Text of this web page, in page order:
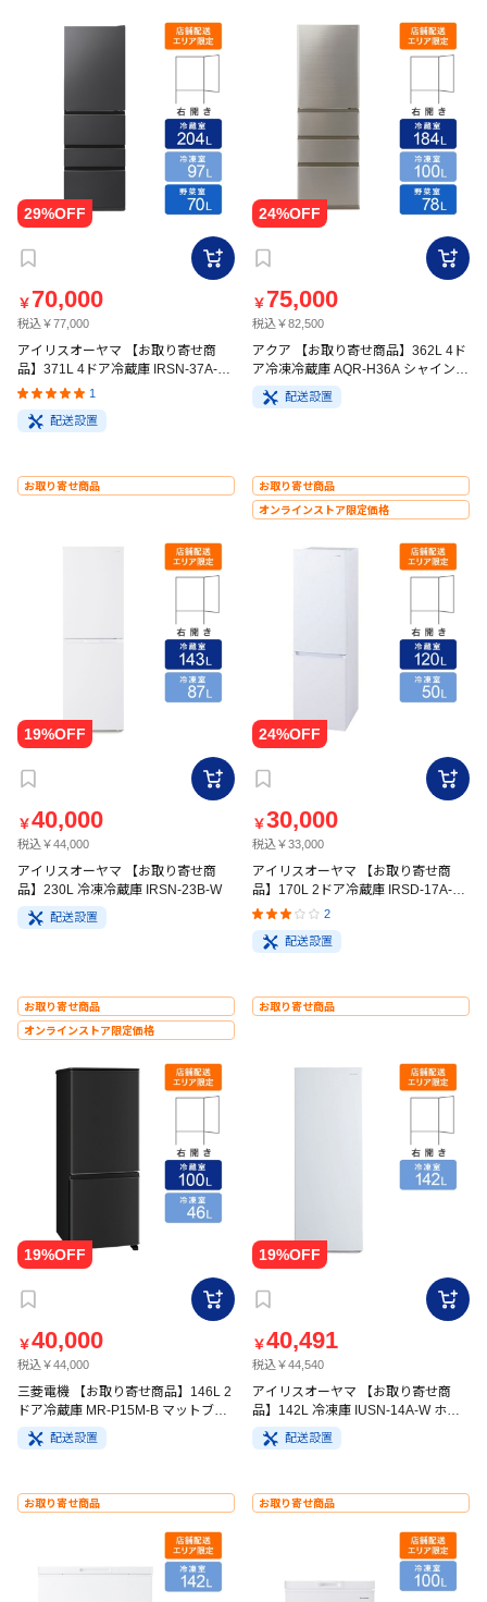
￥ 70,000
税込￥77,000
アイリスオーヤマ 【お取り寄せ商
品】371L 4ドア冷蔵庫 IRSN-37A-B
ブラック
1
配送設置
￥ 75,000
税込￥82,500
アクア 【お取り寄せ商品】362L 4ド
ア冷凍冷蔵庫 AQR-H36A シャインシ
ルバー
配送設置
お取り寄せ商品
￥40,000
税込￥44,000
アイリスオーヤマ 【お取り寄せ商
品】230L 冷凍冷蔵庫 IRSN-23B-W
配送設置
お取り寄せ商品
オンラインストア限定価格
￥30,000
税込￥33,000
アイリスオーヤマ 【お取り寄せ商
品】170L 2ドア冷蔵庫 IRSD-17A-W
ホワイト
2
配送設置
お取り寄せ商品
オンラインストア限定価格
￥40,000
税込￥44,000
三菱電機 【お取り寄せ商品】146L 2
ドア冷蔵庫 MR-P15M-B マットブラ
ック
配送設置
お取り寄せ商品
￥40,491
税込￥44,540
アイリスオーヤマ 【お取り寄せ商
品】142L 冷凍庫 IUSN-14A-W ホワ
イト
配送設置
お取り寄せ商品 お取り寄せ商品